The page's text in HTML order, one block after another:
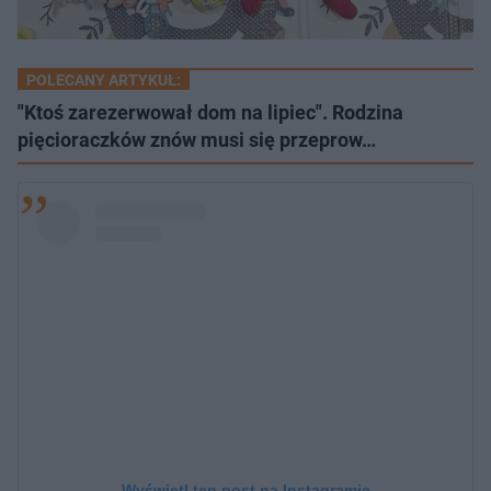
POLECANY ARTYKUŁ:
"Ktoś zarezerwował dom na lipiec". Rodzina
pięcioraczków znów musi się przeprow…